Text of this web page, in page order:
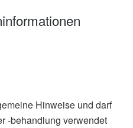
Hinweise und darf
-behandlung verwendet